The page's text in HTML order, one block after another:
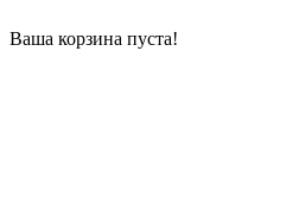
Ваша корзина пуста!